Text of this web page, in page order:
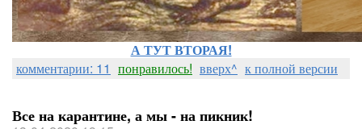
А ТУТ ВТОРАЯ!
комментарии: 11 понравилось! вверх^ к полной версии
Все на карантине, а мы - на пикник!